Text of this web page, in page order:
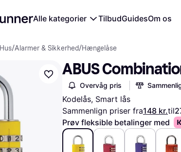
Alle kategorier TilbudGuidesOm os
Hus/Alarmer & Sikkerhed/Hængelåse
ABUS
Overvåg pris
Kodelås, Smart lås
Sammenlign priser fra148 kr.til
Prøv fleksible betalinger med